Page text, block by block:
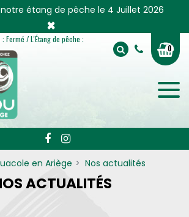
étang de pêche le 4 Juillet 2026
×
Fermé / L'Étang de pêche :
0
en Ariège Nos actualités
ACTUALITÉS
des cookies